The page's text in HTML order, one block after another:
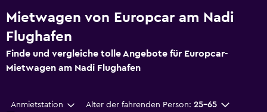
Mietwagen von Europcar am Nadi
Flughafen
Finde und vergleiche tolle Angebote für Europcar-
Mietwagen am Nadi Flughafen
Anmietstation Alter der fahrenden Person: 25-65